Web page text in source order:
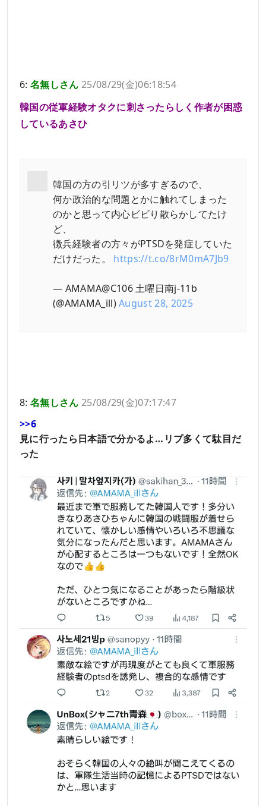
6: 名無しさん 25/08/29(金)06:18:54
韓国の従軍経験オタクに刺さったらしく作者が困惑
しているあさひ
韓国の方の引リツが多すぎるので、
何か政治的な問題とかに触れてしまった
のかと思って内心ビビり散らかしてたけ
ど、
徴兵経験者の方々がPTSDを発症していた
だけだった。 https://t.co/8rM0mA7Jb9
— AMAMA@C106 土曜日南j-11b
(@AMAMA_ill)August 28, 2025
8: 名無しさん 25/08/29(金)07:17:47
>>6
見に行ったら日本語で分かるよ…リプ多くて駄目だ
った